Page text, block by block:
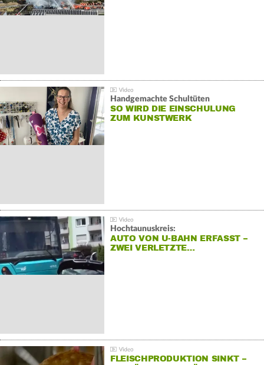
Handgemachte Schultüten
SO WIRD DIE EINSCHULUNG
ZUM KUNSTWERK
Hochtaunuskreis:
AUTO VON U-BAHN ERFASST –
ZWEI VERLETZTE…
FLEISCHPRODUKTION SINKT –